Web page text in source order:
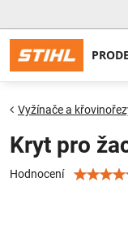
Vyžínače a
Kryt pro
Hodnocení